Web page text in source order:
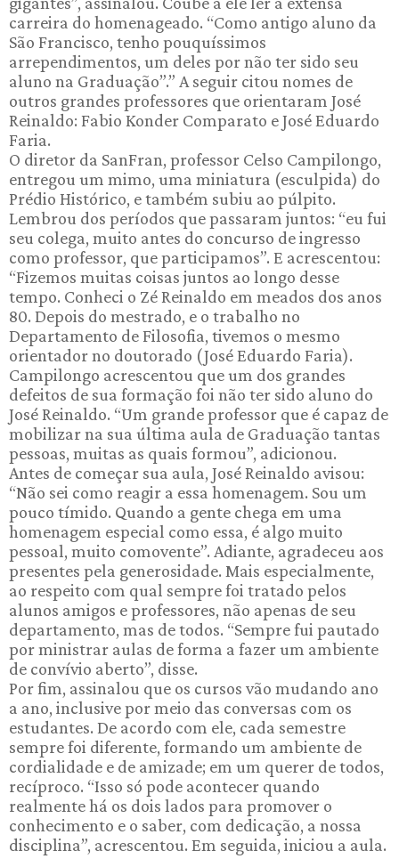
carreira do homenageado. “Como antigo aluno da
São Francisco, tenho pouquíssimos
arrependimentos, um deles por não ter sido seu
aluno na Graduação”.” A seguir citou nomes de
outros grandes professores que orientaram José
Reinaldo: Fabio Konder Comparato e José Eduardo
Faria.
O diretor da SanFran, professor Celso Campilongo,
entregou um mimo, uma miniatura (esculpida) do
Prédio Histórico, e também subiu ao púlpito.
Lembrou dos períodos que passaram juntos: “eu fui
seu colega, muito antes do concurso de ingresso
como professor, que participamos”. E acrescentou:
“Fizemos muitas coisas juntos ao longo desse
tempo. Conheci o Zé Reinaldo em meados dos anos
80. Depois do mestrado, e o trabalho no
Departamento de Filosofia, tivemos o mesmo
orientador no doutorado (José Eduardo Faria).
Campilongo acrescentou que um dos grandes
defeitos de sua formação foi não ter sido aluno do
José Reinaldo. “Um grande professor que é capaz de
mobilizar na sua última aula de Graduação tantas
pessoas, muitas as quais formou”, adicionou.
Antes de começar sua aula, José Reinaldo avisou:
“Não sei como reagir a essa homenagem. Sou um
pouco tímido. Quando a gente chega em uma
homenagem especial como essa, é algo muito
pessoal, muito comovente”. Adiante, agradeceu aos
presentes pela generosidade. Mais especialmente,
ao respeito com qual sempre foi tratado pelos
alunos amigos e professores, não apenas de seu
departamento, mas de todos. “Sempre fui pautado
por ministrar aulas de forma a fazer um ambiente
de convívio aberto”, disse.
Por fim, assinalou que os cursos vão mudando ano
a ano, inclusive por meio das conversas com os
estudantes. De acordo com ele, cada semestre
sempre foi diferente, formando um ambiente de
cordialidade e de amizade; em um querer de todos,
recíproco. “Isso só pode acontecer quando
realmente há os dois lados para promover o
conhecimento e o saber, com dedicação, a nossa
disciplina”, acrescentou. Em seguida, iniciou a aula.